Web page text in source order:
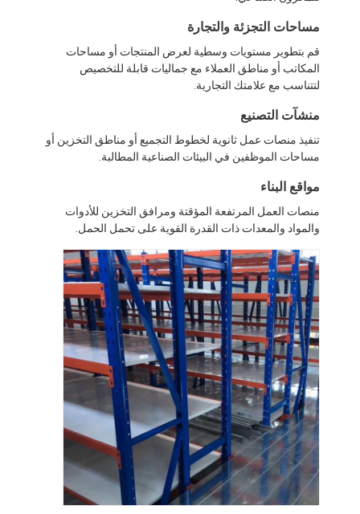
مساحات التجزئة والتجارة
قم بتطوير مستويات وسطية لعرض المنتجات أو مساحات
المكاتب أو مناطق العملاء مع جماليات قابلة للتخصيص
لتتناسب مع علامتك التجارية.
منشآت التصنيع
تنفيذ منصات عمل ثانوية لخطوط التجميع أو مناطق التخزين أو
مساحات الموظفين في البيئات الصناعية المطالبة.
مواقع البناء
منصات العمل المرتفعة المؤقتة ومرافق التخزين للأدوات
والمواد والمعدات ذات القدرة القوية على تحمل الحمل.